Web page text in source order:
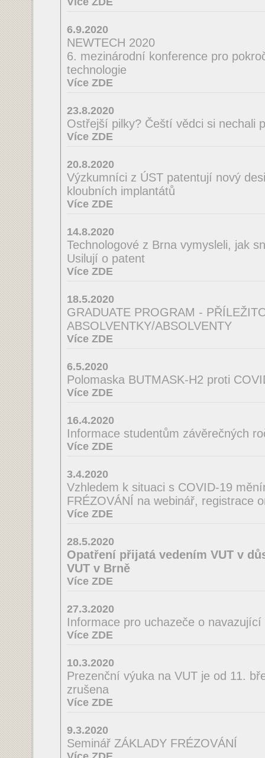
6.9.2020
NEWTECH 2020
6. mezinárodní konference pro
technologie
Více ZDE
23.8.2020
Ostřejší pilky? Čeští vědci si nechali
Více ZDE
20.8.2020
Výzkumníci z ÚST patentují nový
kloubních implantátů
Více ZDE
14.8.2020
Technologové z Brna vymysleli, jak
Usilují o patent
Více ZDE
18.5.2020
GRADUATE PROGRAM -
ABSOLVENTKY/ABSOLVENTY
Více ZDE
6.5.2020
Polomaska BUTMASK-H2 proti
Více ZDE
16.4.2020
Informace studentům závěrečných
Více ZDE
3.4.2020
Vzhledem k situaci s COVID-19
FRÉZOVÁNÍ na webinář, registrace
Více ZDE
28.5.2020
Opatření přijatá vedením VUT v
VUT v Brně
Více ZDE
27.3.2020
Informace pro uchazeče o
Více ZDE
10.3.2020
Prezenční výuka na VUT je od 11.
zrušena
Více ZDE
9.3.2020
Seminář ZÁKLADY FRÉZOVÁNÍ